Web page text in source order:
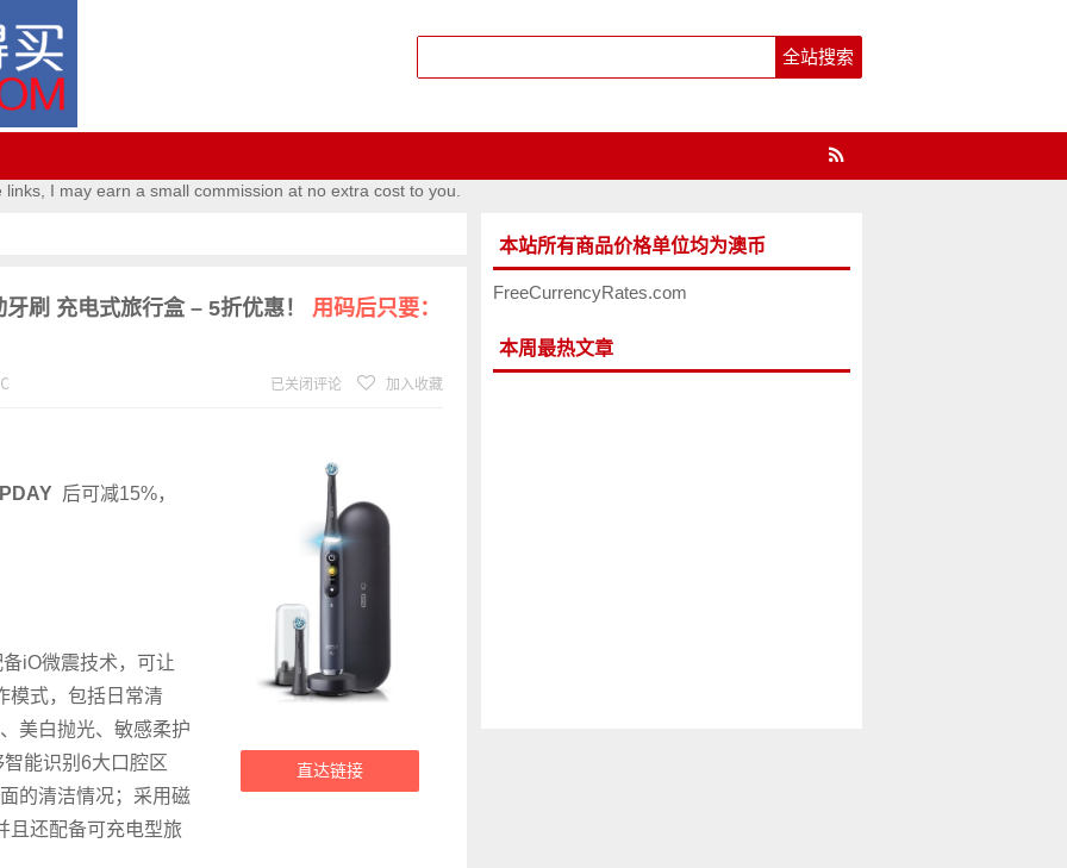
I may earn a small commission at no extra cost to you.
刷 充电式旅行盒 – 5折优惠！ 用码后只要：
已关闭评论 加入收藏
直达链接
后可减15%，
iO微震技术，可让
模式，包括日常清
美白抛光、敏感柔护
能识别6大口腔区
的清洁情况；采用磁
且还配备可充电型旅
本站所有商品价格单位均为澳币
FreeCurrencyRates.com
本周最热文章